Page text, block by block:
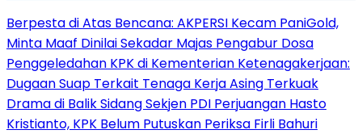
Berpesta di Atas Bencana: AKPERSI Kecam PaniGold,
Minta Maaf Dinilai Sekadar Majas Pengabur Dosa
Penggeledahan KPK di Kementerian Ketenagakerjaan:
Dugaan Suap Terkait Tenaga Kerja Asing Terkuak
Drama di Balik Sidang Sekjen PDI Perjuangan Hasto
Kristianto, KPK Belum Putuskan Periksa Firli Bahuri